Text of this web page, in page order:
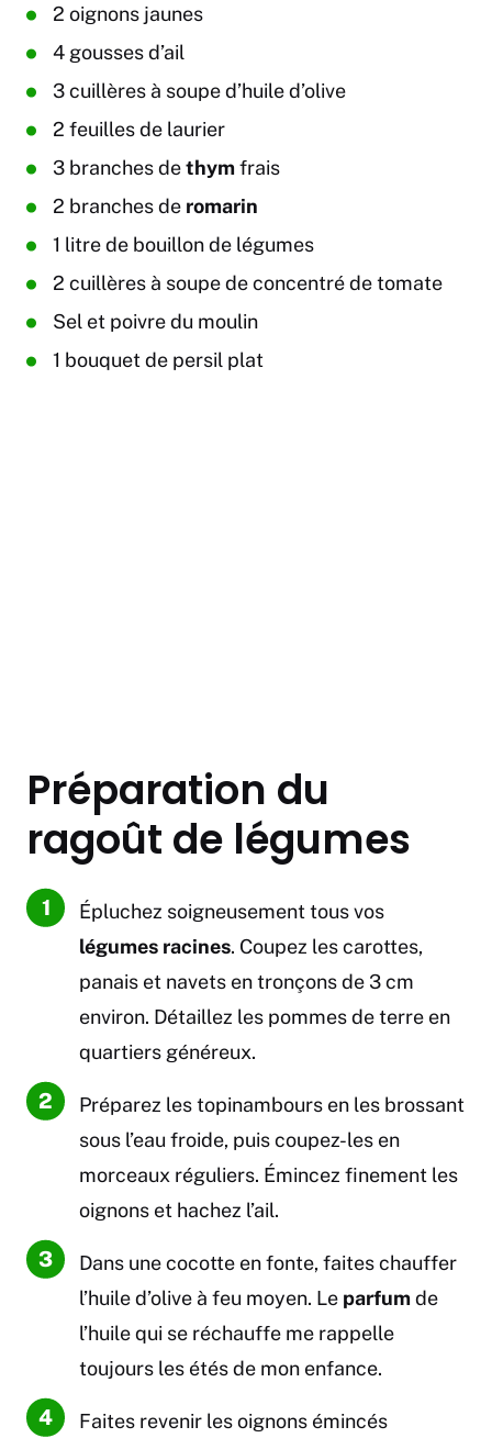
2 oignons jaunes
4 gousses d’ail
3 cuillères à soupe d’huile d’olive
2 feuilles de laurier
3 branches dethymfrais
2 branches de romarin
1 litre de bouillon de légumes
2 cuillères à soupe de concentré de tomate
Sel et poivre du moulin
1 bouquet de persil plat
Préparation du
ragoût de légumes
Épluchez soigneusement tous vos
légumes racines. Coupez les carottes,
panais et navets en tronçons de 3 cm
environ. Détaillez les pommes de terre en
quartiers généreux.
Préparez les topinambours en les brossant
sous l’eau froide, puis coupez-les en
morceaux réguliers. Émincez finement les
oignons et hachez l’ail.
Dans une cocotte en fonte, faites chauffer
l’huile d’olive à feu moyen. Le parfumde
l’huile qui se réchauffe me rappelle
toujours les étés de mon enfance.
Faites revenir les oignons émincés